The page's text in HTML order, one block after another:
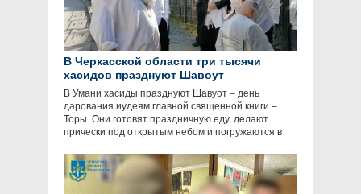
В Черкасской области три тысячи
хасидов празднуют Шавоут
В Умани хасиды празднуют Шавуот – день
дарования иудеям главной священной книги –
Торы. Они готовят праздничную еду, делают
прически под открытым небом и погружаются в